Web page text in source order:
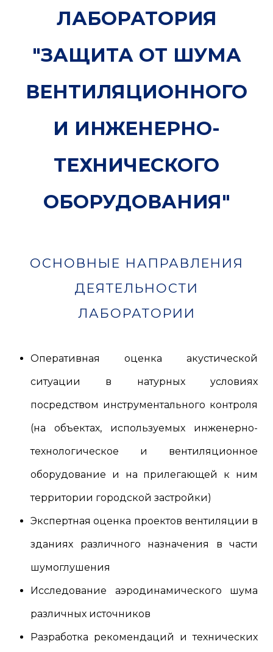
ЛАБОРАТОРИЯ
"ЗАЩИТА ОТ ШУМА
ВЕНТИЛЯЦИОННОГО
И ИНЖЕНЕРНО-
ТЕХНИЧЕСКОГО
ОБОРУДОВАНИЯ"
ОСНОВНЫЕ НАПРАВЛЕНИЯ
ДЕЯТЕЛЬНОСТИ
ЛАБОРАТОРИИ
Оперативная оценка акустической
ситуации в натурных условиях
посредством инструментального контроля
(на объектах, используемых инженерно-
технологическое и вентиляционное
оборудование и на прилегающей к ним
территории городской застройки)
Экспертная оценка проектов вентиляции в
зданиях различного назначения в части
шумоглушения
Исследование аэродинамического шума
различных источников
Разработка рекомендаций и технических